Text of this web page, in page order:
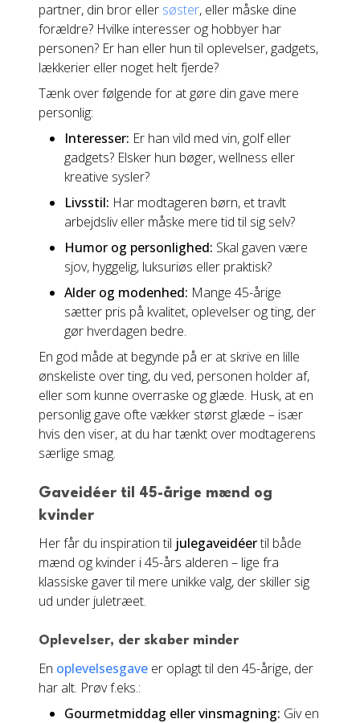
partner, din bror eller søster, eller måske dine
forældre? Hvilke interesser og hobbyer har
personen? Er han eller hun til oplevelser, gadgets,
lækkerier eller noget helt fjerde?
Tænk over følgende for at gøre din gave mere
personlig:
Interesser: Er han vild med vin, golf eller
gadgets? Elsker hun bøger, wellness eller
kreative sysler?
Livsstil: Har modtageren børn, et travlt
arbejdsliv eller måske mere tid til sig selv?
Humor og personlighed: Skal gaven være
sjov, hyggelig, luksuriøs eller praktisk?
Alder og modenhed: Mange 45-årige
sætter pris på kvalitet, oplevelser og ting, der
gør hverdagen bedre.
En god måde at begynde på er at skrive en lille
ønskeliste over ting, du ved, personen holder af,
eller som kunne overraske og glæde. Husk, at en
personlig gave ofte vækker størst glæde – især
hvis den viser, at du har tænkt over modtagerens
særlige smag.
Gaveidéer til 45-årige mænd og
kvinder
Her får du inspiration til julegaveidéertil både
mænd og kvinder i 45-års alderen – lige fra
klassiske gaver til mere unikke valg, der skiller sig
ud under juletræet.
Oplevelser, der skaber minder
En oplevelsesgave er oplagt til den 45-årige, der
har alt. Prøv f.eks.:
Gourmetmiddag eller vinsmagning: Giv en